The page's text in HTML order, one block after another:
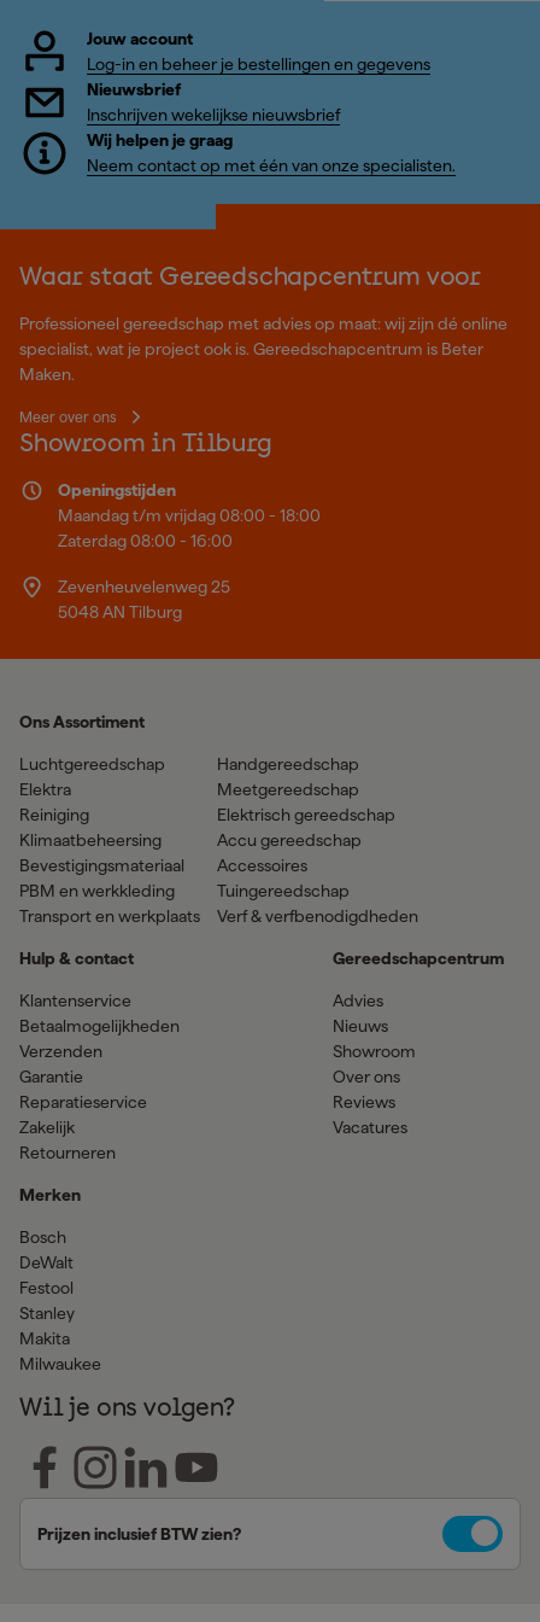
Jouw account
Log-in en beheer je bestellingen en gegevens
Nieuwsbrief
Inschrijven wekelijkse nieuwsbrief
Wij helpen je graag
Neem contact op met één van onze specialisten.
Waar staat Gereedschapcentrum voor
Professioneel gereedschap met advies op maat: wij zijn dé online
specialist, wat je project ook is. Gereedschapcentrum is Beter
Maken.
Meer over ons
Showroom in Tilburg
Openingstijden
Maandag t/m vrijdag 08:00 - 18:00
Zaterdag 08:00 - 16:00
Zevenheuvelenweg 25
5048 AN Tilburg
Ons Assortiment
Luchtgereedschap
Elektra
Reiniging
Klimaatbeheersing
Bevestigingsmateriaal
PBM en werkkleding
Transport en werkplaats
Handgereedschap
Meetgereedschap
Elektrisch gereedschap
Accu gereedschap
Accessoires
Tuingereedschap
Verf & verfbenodigdheden
Hulp & contact
Klantenservice
Betaalmogelijkheden
Verzenden
Garantie
Reparatieservice
Zakelijk
Retourneren
Merken
Bosch
DeWalt
Festool
Stanley
Makita
Milwaukee
Gereedschapcentrum
Advies
Nieuws
Showroom
Over ons
Reviews
Vacatures
Wil je ons volgen?
Prijzen inclusief BTW zien?